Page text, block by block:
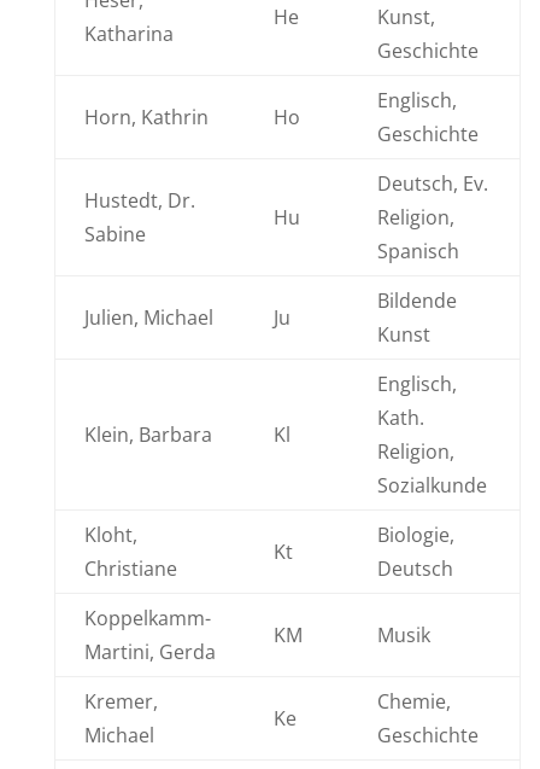
Katharina
He
Kunst,
Geschichte
Horn, Kathrin Ho
Englisch,
Geschichte
Hustedt, Dr.
Sabine
Hu
Deutsch, Ev.
Religion,
Spanisch
Julien, Michael Ju
Bildende
Kunst
Klein, Barbara Kl
Englisch,
Kath.
Religion,
Sozialkunde
Kloht,
Christiane
Kt
Biologie,
Deutsch
Koppelkamm-
Martini, Gerda
KM Musik
Kremer,
Michael
Ke
Chemie,
Geschichte